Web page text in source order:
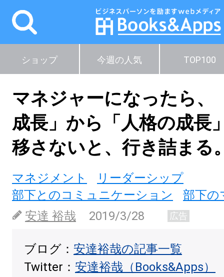
ショップ 今週の人気 TOP100
マネジャーになったら、
成長」から「人格の成長
移さないと、行き詰まる
マネジメント
リーダーシップ
部下とのコミュニケーション
部下の
安達 裕哉
2019/3/28 広告
ブログ： 安達裕哉の記事一覧
Twitter： 安達裕哉（Books&Apps）